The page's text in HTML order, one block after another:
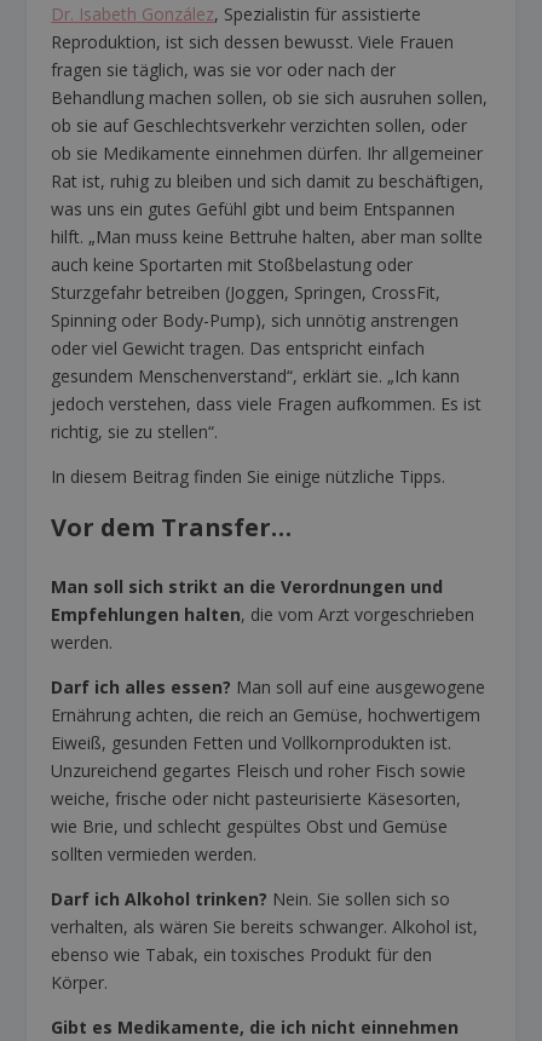
Dr. Isabeth González, Spezialistin für assistierte
Reproduktion, ist sich dessen bewusst. Viele Frauen
fragen sie täglich, was sie vor oder nach der
Behandlung machen sollen, ob sie sich ausruhen sollen,
ob sie auf Geschlechtsverkehr verzichten sollen, oder
ob sie Medikamente einnehmen dürfen. Ihr allgemeiner
Rat ist, ruhig zu bleiben und sich damit zu beschäftigen,
was uns ein gutes Gefühl gibt und beim Entspannen
hilft. „Man muss keine Bettruhe halten, aber man sollte
auch keine Sportarten mit Stoßbelastung oder
Sturzgefahr betreiben (Joggen, Springen, CrossFit,
Spinning oder Body-Pump), sich unnötig anstrengen
oder viel Gewicht tragen. Das entspricht einfach
gesundem Menschenverstand“, erklärt sie. „Ich kann
jedoch verstehen, dass viele Fragen aufkommen. Es ist
richtig, sie zu stellen“.
In diesem Beitrag finden Sie einige nützliche Tipps.
Vor dem Transfer…
Man soll sich strikt an die Verordnungen und
Empfehlungen halten, die vom Arzt vorgeschrieben
werden.
Darf ich alles essen? Man soll auf eine ausgewogene
Ernährung achten, die reich an Gemüse, hochwertigem
Eiweiß, gesunden Fetten und Vollkornprodukten ist.
Unzureichend gegartes Fleisch und roher Fisch sowie
weiche, frische oder nicht pasteurisierte Käsesorten,
wie Brie, und schlecht gespültes Obst und Gemüse
sollten vermieden werden.
Darf ich Alkohol trinken? Nein. Sie sollen sich so
verhalten, als wären Sie bereits schwanger. Alkohol ist,
ebenso wie Tabak, ein toxisches Produkt für den
Körper.
Gibt es Medikamente, die ich nicht einnehmen